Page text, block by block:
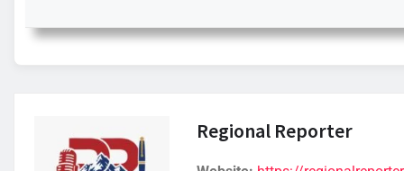
Regional Reporter